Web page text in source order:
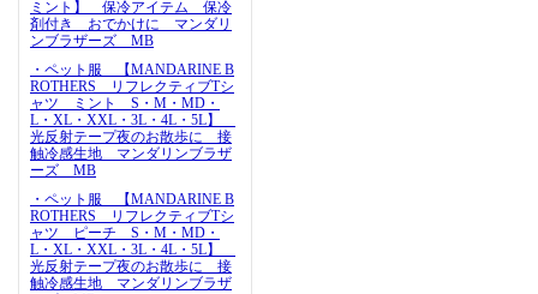
ミント】 保冷アイテム 保冷
剤付き おでかけに マンダリ
ンブラザーズ MB
・ペット服 【MANDARINE B
ROTHERS リフレクティブTシ
ャツ ミント S・M・MD・
L・XL・XXL・3L・4L・5L】
光反射テープ夜のお散歩に 接
触冷感生地 マンダリンブラザ
ーズ MB
・ペット服 【MANDARINE B
ROTHERS リフレクティブTシ
ャツ ピーチ S・M・MD・
L・XL・XXL・3L・4L・5L】
光反射テープ夜のお散歩に 接
触冷感生地 マンダリンブラザ